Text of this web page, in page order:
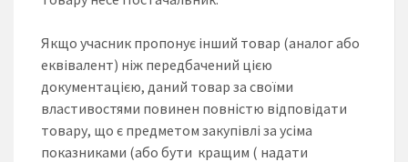
Якщо учасник пропонує інший товар (аналог або
еквівалент) ніж передбачений цією
документацією, даний товар за своїми
властивостями повинен повністю відповідати
товару, що є предметом закупівлі за усіма
показниками (або бути кращим ( надати